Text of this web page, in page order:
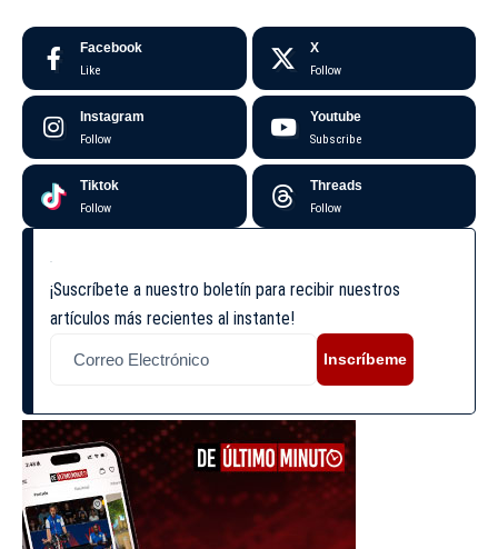
Facebook
Like
X
Follow
Instagram
Follow
Youtube
Subscribe
Tiktok
Follow
Threads
Follow
¡Suscríbete a nuestro boletín para recibir nuestros
artículos más recientes al instante!
Inscríbeme